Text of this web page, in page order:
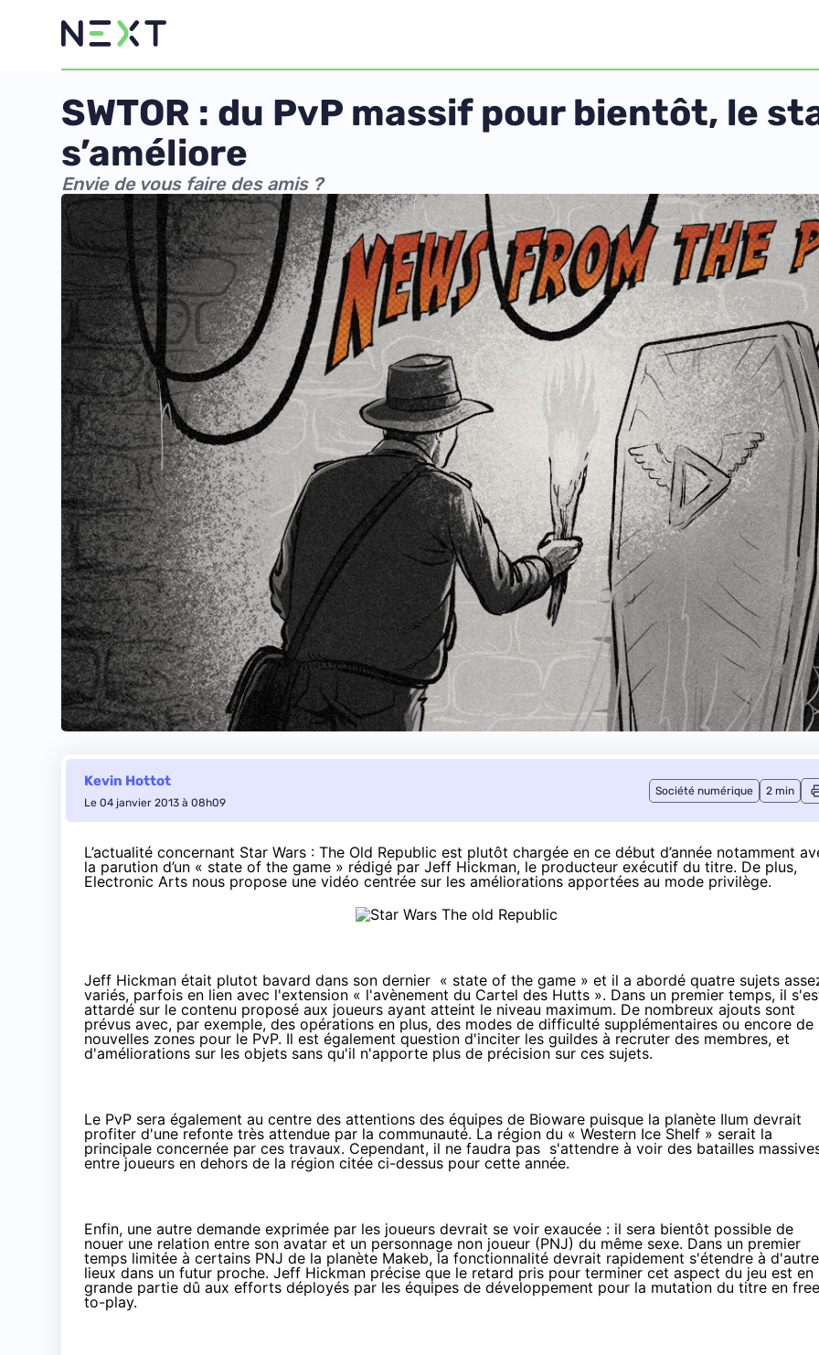
SWTOR : du PvP massif pour bientôt, le
s’améliore
Envie de vous faire des amis ?
Kevin Hottot
Le 04 janvier 2013 à 08h09
Société numérique 2 min
L’actualité concernant Star Wars : The Old Republic est plutôt chargée en ce début d’année notamment
la parution d’un « state of the game » rédigé par Jeff Hickman, le producteur exécutif du titre. De plus,
Electronic Arts nous propose une vidéo centrée sur les améliorations apportées au mode privilège.
Jeff Hickman était plutot bavard dans son dernier « state of the game » et il a abordé quatre sujets
variés, parfois en lien avec l'extension « l'avènement du Cartel des Hutts ». Dans un premier temps, il
attardé sur le contenu proposé aux joueurs ayant atteint le niveau maximum. De nombreux ajouts sont
prévus avec, par exemple, des opérations en plus, des modes de difficulté supplémentaires ou encore de
nouvelles zones pour le PvP. Il est également question d'inciter les guildes à recruter des membres, et
d'améliorations sur les objets sans qu'il n'apporte plus de précision sur ces sujets.
Le PvP sera également au centre des attentions des équipes de Bioware puisque la planète Ilum devrait
profiter d'une refonte très attendue par la communauté. La région du « Western Ice Shelf » serait la
principale concernée par ces travaux. Cependant, il ne faudra pas s'attendre à voir des batailles
entre joueurs en dehors de la région citée ci-dessus pour cette année.
Enfin, une autre demande exprimée par les joueurs devrait se voir exaucée : il sera bientôt possible de
nouer une relation entre son avatar et un personnage non joueur (PNJ) du même sexe. Dans un premier
temps limitée à certains PNJ de la planète Makeb, la fonctionnalité devrait rapidement s'étendre à
lieux dans un futur proche. Jeff Hickman précise que le retard pris pour terminer cet aspect du jeu est en
grande partie dû aux efforts déployés par les équipes de développement pour la mutation du titre en
to-play.